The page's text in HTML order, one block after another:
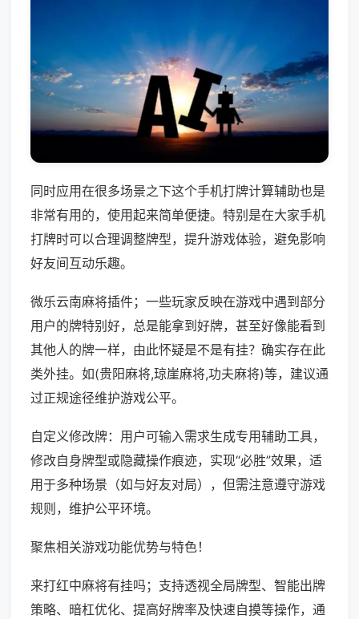
同时应用在很多场景之下这个手机打牌计算辅助也是
非常有用的，使用起来简单便捷。特别是在大家手机
打牌时可以合理调整牌型，提升游戏体验，避免影响
好友间互动乐趣。
微乐云南麻将插件；一些玩家反映在游戏中遇到部分
用户的牌特别好，总是能拿到好牌，甚至好像能看到
其他人的牌一样，由此怀疑是不是有挂？确实存在此
类外挂。如(贵阳麻将,琼崖麻将,功夫麻将)等，建议通
过正规途径维护游戏公平。
自定义修改牌：用户可输入需求生成专用辅助工具，
修改自身牌型或隐藏操作痕迹，实现“必胜”效果，适
用于多种场景（如与好友对局），但需注意遵守游戏
规则，维护公平环境。
聚焦相关游戏功能优势与特色！
来打红中麻将有挂吗；支持透视全局牌型、智能出牌
策略、暗杠优化、提高好牌率及快速自摸等操作，通